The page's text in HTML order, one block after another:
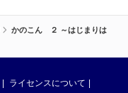
かのこん ２ ～はじまりは
ライセンスについて